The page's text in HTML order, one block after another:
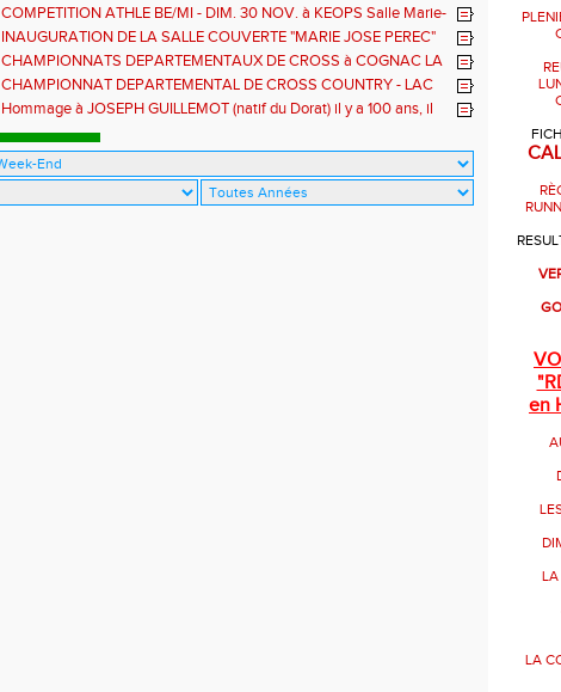
COMPETITION ATHLE BE/MI - DIM. 30 NOV. à KEOPS Salle Marie-
José Perec
INAUGURATION DE LA SALLE COUVERTE "MARIE JOSE PEREC"
VEND. 10 OCT. à KEOPS
CHAMPIONNATS DEPARTEMENTAUX DE CROSS à COGNAC LA
FORET - DIMANCHE 12 JANVIER 2025
CHAMPIONNAT DEPARTEMENTAL DE CROSS COUNTRY - LAC
DE SAINT PARDOUX
Hommage à JOSEPH GUILLEMOT (natif du Dorat) il y a 100 ans, il
en
LA
LA